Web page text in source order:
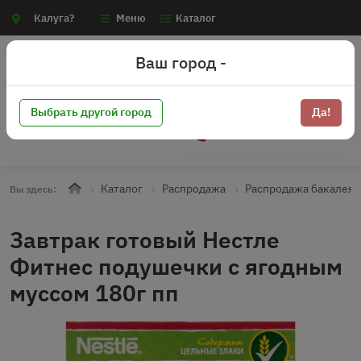
Калуга? Меню Каталог
Вы здесь: Каталог Распродажа Распродажа бакалея
Завтрак готовый Нестле
Фитнес подушечки с ягодным
муссом 180г пп
Ваш город -
Выбрать другой город Да!